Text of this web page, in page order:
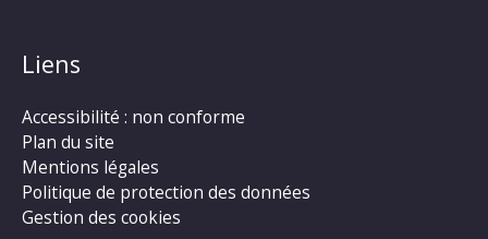
Liens
Accessibilité : non conforme
Plan du site
Mentions légales
Politique de protection des données
Gestion des cookies